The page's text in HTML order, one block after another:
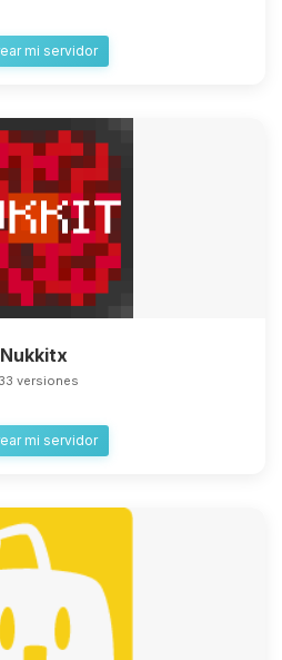
mi servidor
Nukkitx
versiones
mi servidor